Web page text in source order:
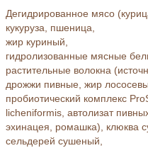
Дегидрированное мясо
кукуруза, пшеница,
жир куриный,
гидролизованные мясные
растительные волокна
дрожжи пивные, жир
пробиотический комплекс
licheniformis, автолизат
эхинацея, ромашка), клюква
сельдерей сушеный,